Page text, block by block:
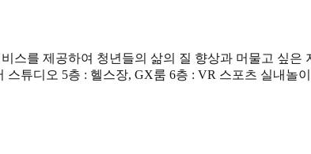
스를 제공하여 청년들의 삶의 질 향상과 머물고 싶
튜디오 5층 : 헬스장, GX룸 6층 : VR 스포츠 실내놀